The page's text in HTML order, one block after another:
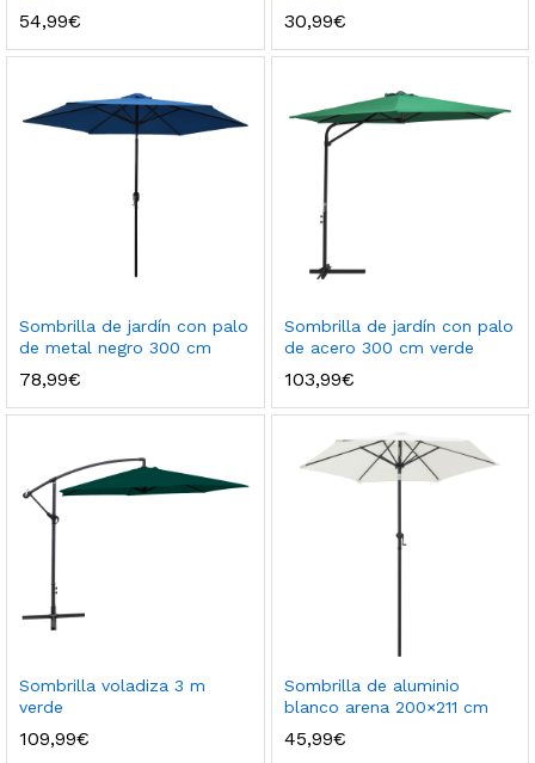
54,99€ 30,99€
Sombrilla de jardín con palo
de metal negro 300 cm
78,99€
Sombrilla de jardín con palo
de acero 300 cm verde
103,99€
Sombrilla voladiza 3 m
verde
109,99€
Sombrilla de aluminio
blanco arena 200×211 cm
45,99€